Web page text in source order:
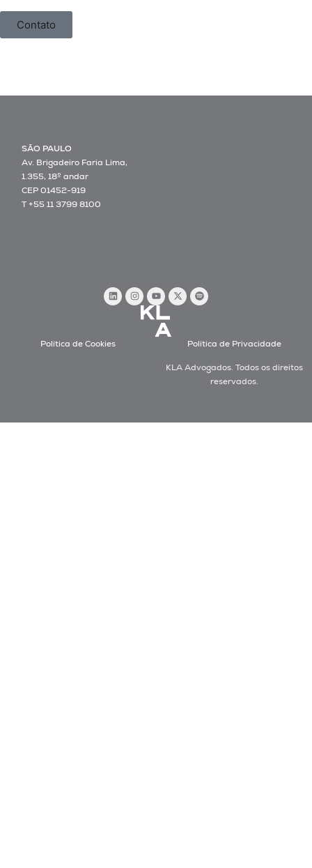
Contato
SÃO PAULO
Av. Brigadeiro Faria Lima,
1.355, 18º andar
CEP 01452-919
T +55 11 3799 8100
Política de Cookies Política de Privacidade
KLA Advogados. Todos os direitos
reservados.